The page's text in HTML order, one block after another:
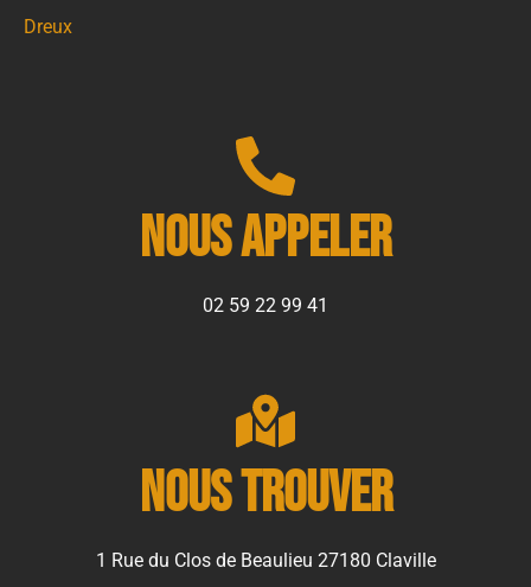
Dreux
Nous appeler
02 59 22 99 41
Nous trouver
1 Rue du Clos de Beaulieu 27180 Claville